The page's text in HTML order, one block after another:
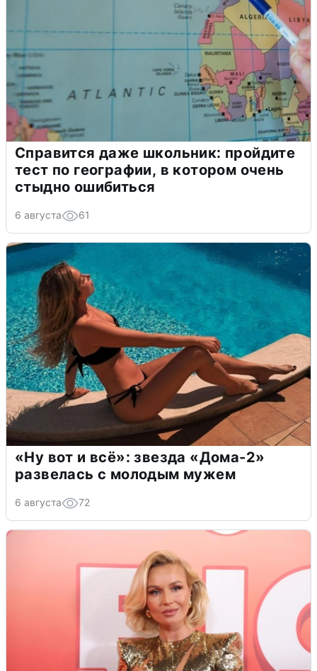
Справится даже школьник: пройдите
тест по географии, в котором очень
стыдно ошибиться
6 августа 61
«Ну вот и всё»: звезда «Дома-2»
развелась с молодым мужем
6 августа 72